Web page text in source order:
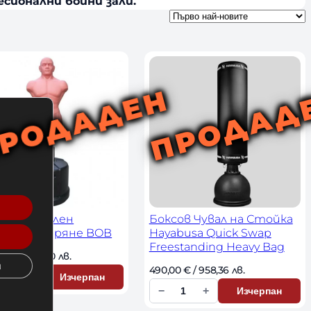
за удряне BOB
€ / 1500,00 лв.
+ Изчерпан
Боксов Чувал на Стойка
Hayabusa Quick Swap
Freestanding Heavy Bag
490,00 € / 958,36 лв.
−
К
+ Изчерпан